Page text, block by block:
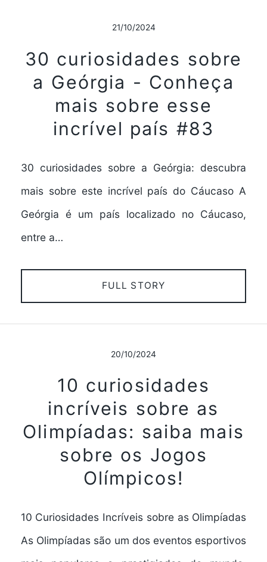
21/10/2024
30 curiosidades sobre
a Geórgia - Conheça
mais sobre esse
incrível país #83
30 curiosidades sobre a Geórgia: descubra
mais sobre este incrível país do Cáucaso A
Geórgia é um país localizado no Cáucaso,
entre a…
FULL STORY
20/10/2024
10 curiosidades
incríveis sobre as
Olimpíadas: saiba mais
sobre os Jogos
Olímpicos!
10 Curiosidades Incríveis sobre as Olimpíadas
As Olimpíadas são um dos eventos esportivos